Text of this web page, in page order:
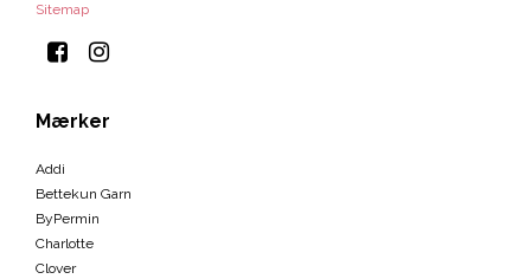
Sitemap
Mærker
Addi
Bettekun Garn
ByPermin
Charlotte
Clover